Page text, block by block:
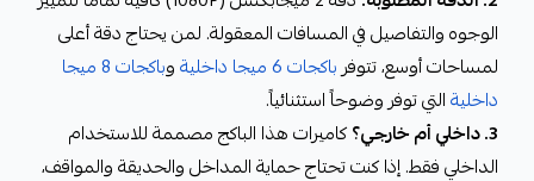
الوجوه والتفاصيل في المسافات المعقولة. لمن يحتاج دقة أعلى
لمساحات أوسع، تتوفرباكجات 6 ميجا داخلية و
باكجات 8 ميجا
داخليةالتي توفر وضوحاً استثنائياً.
3. داخلي أم خارجي؟
كاميرات هذا الباكج مصممة للاستخدام
الداخلي فقط. إذا كنت تحتاج حماية المداخل والحديقة والمواقف،